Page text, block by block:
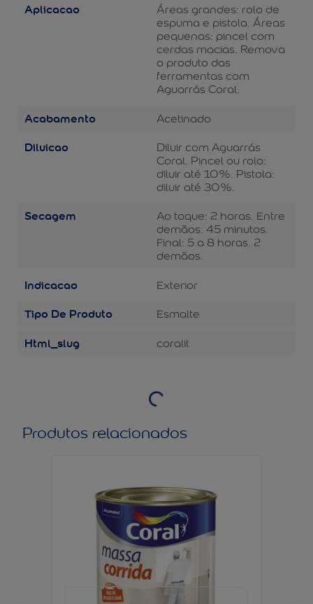
Aplicacao
Áreas grandes: rolo de
espuma e pistola. Áreas
pequenas: pincel com
cerdas macias. Remova
o produto das
ferramentas com
Aguarrás Coral.
Acabamento Acetinado
Diluicao
Diluir com Aguarrás
Coral. Pincel ou rolo:
diluir até 10%. Pistola:
diluir até 30%.
Secagem
Ao toque: 2 horas. Entre
demãos: 45 minutos.
Final: 5 a 8 horas. 2
demãos.
Indicacao Exterior
Tipo De Produto Esmalte
Html_slug coralit
Produtos relacionados